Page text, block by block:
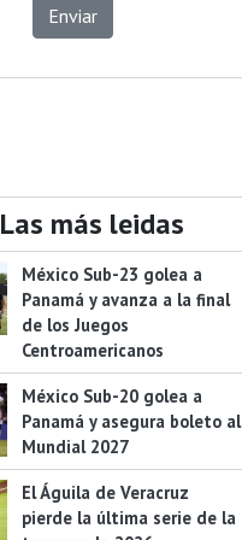
Enviar
Las más leidas
México Sub-23 golea a
Panamá y avanza a la final
de los Juegos
Centroamericanos
México Sub-20 golea a
Panamá y asegura boleto al
Mundial 2027
El Águila de Veracruz
pierde la última serie de la